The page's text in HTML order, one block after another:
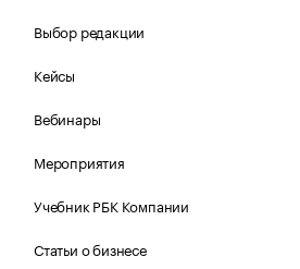
Выбор редакции
Кейсы
Вебинары
Мероприятия
Учебник РБК Компании
Статьи о бизнесе